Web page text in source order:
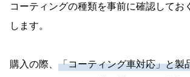
コーティングの種類を事前に確認してお
します。
購入の際、 「コーティング車対応」と製